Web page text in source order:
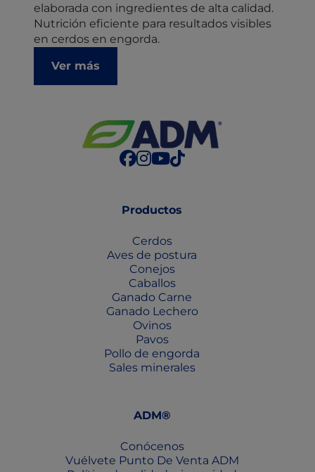
elaborada con ingredientes de alta calidad.
Nutrición eficiente para resultados visibles
en cerdos en engorda.
Ver más
Productos
Cerdos
Aves de postura
Conejos
Caballos
Ganado Carne
Ganado Lechero
Ovinos
Pavos
Pollo de engorda
Sales minerales
ADM®
Conócenos
Vuélvete Punto De Venta ADM